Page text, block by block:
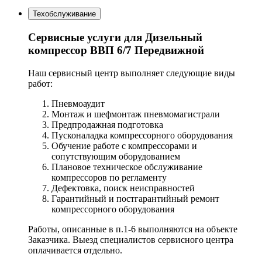
Техобслуживание
Сервисные услуги для Дизельный
компрессор ВВП 6/7 Передвижной
Наш сервисный центр выполняет следующие виды
работ:
Пневмоаудит
Монтаж и шефмонтаж пневмомагистрали
Предпродажная подготовка
Пусконаладка компрессорного оборудования
Обучение работе с компрессорами и
сопутствующим оборудованием
Плановое техническое обслуживание
компрессоров по регламенту
Дефектовка, поиск неисправностей
Гарантийный и постгарантийный ремонт
компрессорного оборудования
Работы, описанные в п.1-6 выполняются на объекте
Заказчика. Выезд специалистов сервисного центра
оплачивается отдельно.